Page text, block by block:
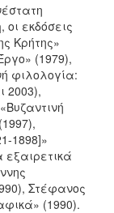
, οι εκδόσεις
Κρήτης»
(1979),
φιλολογία:
2003),
1898]»
εξαιρετικά
Στέφανος
(1990).